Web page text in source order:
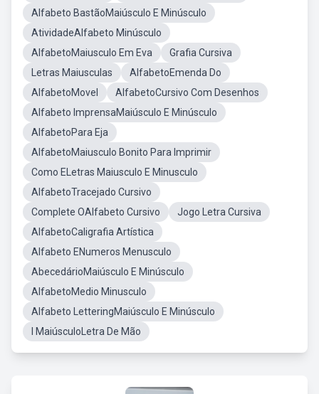
Alfabeto BastãoMaiúsculo E Minúsculo
AtividadeAlfabeto Minúsculo
AlfabetoMaiusculo Em Eva
Grafia Cursiva
Letras Maiusculas
AlfabetoEmenda Do
AlfabetoMovel
AlfabetoCursivo Com Desenhos
Alfabeto ImprensaMaiúsculo E Minúsculo
AlfabetoPara Eja
AlfabetoMaiusculo Bonito Para Imprimir
Como ELetras Maiusculo E Minusculo
AlfabetoTracejado Cursivo
Complete OAlfabeto Cursivo
Jogo Letra Cursiva
AlfabetoCaligrafia Artística
Alfabeto ENumeros Menusculo
AbecedárioMaiúsculo E Minúsculo
AlfabetoMedio Minusculo
Alfabeto LetteringMaiúsculo E Minúsculo
I MaiúsculoLetra De Mão